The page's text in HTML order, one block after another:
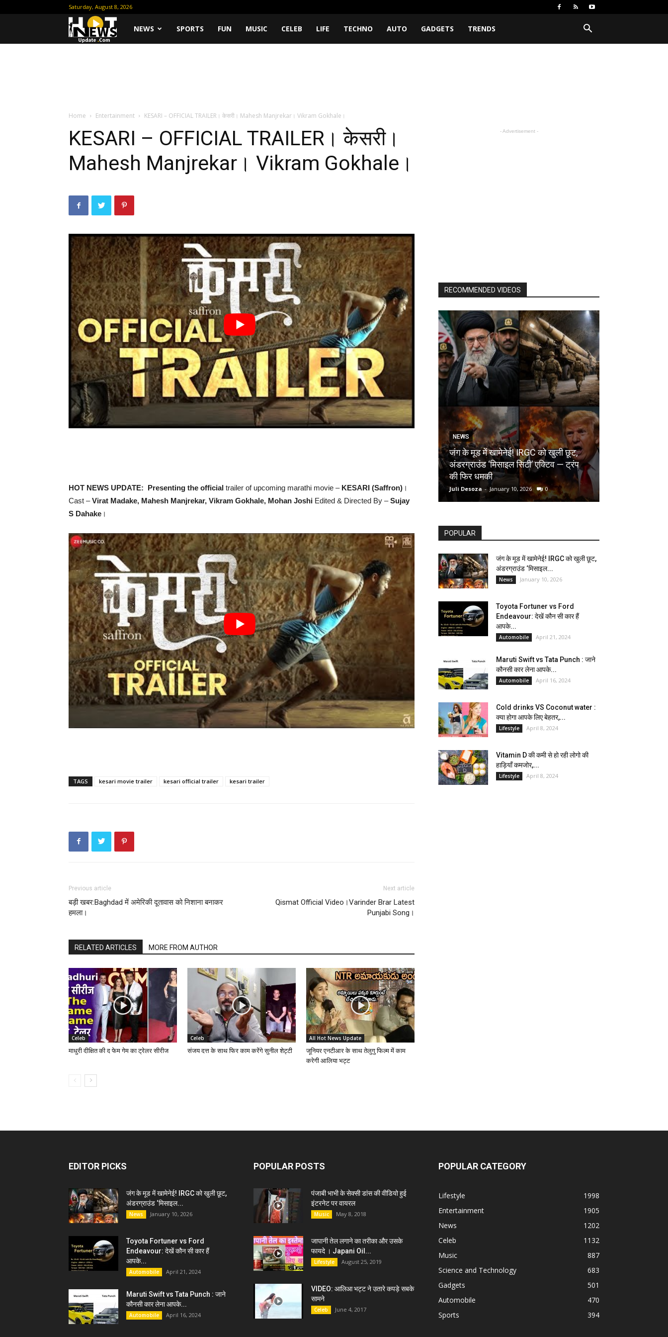
Saturday, August 8, 2026
HotNEWS SPORTS FUN MUSIC CELEB LIFE TECHNO AUTO GADGETS TRENDS
Home Entertainment KESARI – OFFICIAL TRAILER। केसरी। Mahesh Manjrekar। Vikram Gokhale।
KESARI – OFFICIAL TRAILER। केसरी।
Mahesh Manjrekar। Vikram Gokhale।
HOT NEWS UPDATE: Presenting the official trailer of upcoming marathi movie – KESARI (Saffron) ।
Cast –Virat Madake, Mahesh Manjrekar, Vikram Gokhale, Mohan Joshi Edited & Directed By –Sujay
S Dahake ।
TAGS kesari movie trailer kesari official trailer kesari trailer
Previous article
बड़ी खबर:Baghdad में अमेरिकी दूतावास को निशाना बनाकर
हमला।
Next article
Qismat Official Video।Varinder Brar Latest
Punjabi Song।
RELATED ARTICLES MORE FROM AUTHOR
Celeb
माधुरी दीक्षित की द फेम गेम का ट्रेलर सीरीज
Celeb
संजय दत्त के साथ फिर काम करेंगे सुनील शेट्टी
All Hot News Update
जूनियर एनटीआर के साथ तेलुगु फिल्म में काम
करेगी आलिया भट्ट
- Advertisement -
RECOMMENDED VIDEOS
NEWS
जंग के मूड में खामेनेई! IRGC को खुली छूट,
अंडरग्राउंड ‘मिसाइल सिटी’ एक्टिव — ट्रंप
की फिर धमकी
Juli Desoza - January 10, 2026 0
POPULAR
जंग के मूड में खामेनेई! IRGC को खुली छूट,
अंडरग्राउंड ‘मिसाइल...
News January 10, 2026
Toyota Fortuner vs Ford
Endeavour: देखें कौन सी कार हैं
आपके...
Automobile April 21, 2024
Maruti Swift vs Tata Punch : जाने
कौनसी कार लेना आपके...
Automobile April 16, 2024
Cold drinks VS Coconut water :
क्या होगा आपके लिए बेहतर,...
Lifestyle April 8, 2024
Vitamin D की कमी से हो रही लोगो की
हाड़ियाँ कमजोर,...
Lifestyle April 8, 2024
EDITOR PICKS
जंग के मूड में खामेनेई! IRGC को खुली छूट,
अंडरग्राउंड ‘मिसाइल...
News January 10, 2026
Toyota Fortuner vs Ford
Endeavour: देखें कौन सी कार हैं
आपके...
Automobile April 21, 2024
Maruti Swift vs Tata Punch : जाने
कौनसी कार लेना आपके...
Automobile April 16, 2024
POPULAR POSTS
पंजाबी भाभी के सेक्सी डांस की वीडियो हुई
इंटरनेट पर वायरल
Music May 8, 2018
जापानी तेल लगाने का तरीका और उसके
फायदे । Japani Oil...
Lifestyle August 25, 2019
VIDEO: आलिआ भट्ट ने उतारे कपड़े सबके
सामने
Celeb June 4, 2017
POPULAR CATEGORY
Lifestyle
1998
Entertainment
1905
News
1202
Celeb
1132
Music
887
Science and Technology
683
Gadgets
501
Automobile
470
Sports
394